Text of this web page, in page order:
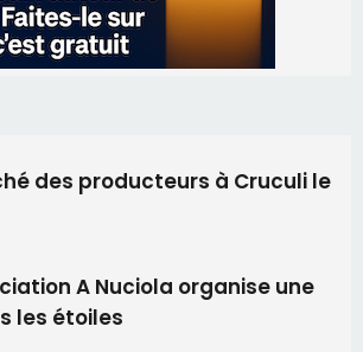
des producteurs à Cruculi le
A Nuciola organise une
les étoiles